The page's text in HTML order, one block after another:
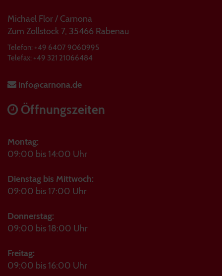
Michael Flor / Carnona
Zum Zollstock 7, 35466 Rabenau
Telefon: +49 6407 9060995
Telefax: +49 321 21066484
info@carnona.de
Öffnungszeiten
Montag:
09:00 bis 14:00 Uhr
Dienstag bis Mittwoch:
09:00 bis 17:00 Uhr
Donnerstag:
09:00 bis 18:00 Uhr
Freitag:
09:00 bis 16:00 Uhr